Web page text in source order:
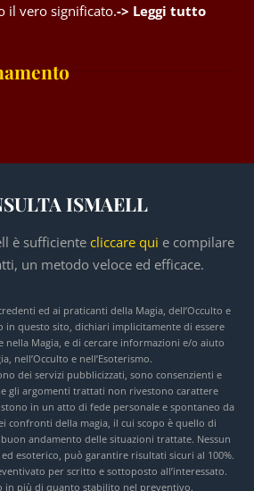
il vero significato.-> Leggi tutto
ISMAELL
è sufficiente cliccare qui e compilare
un metodo veloce ed efficace.
ed ai praticanti della Magia, dell’Occulto e
in questo sito, dichiari implicitamente di essere
nella Magia, e di cercare informazioni e/o aiuto
nell’Occulto e nell’Esoterismo.
dei servizi pubblicizzati, sono consenzienti e
gli argomenti trattati non rivestono carattere
in un atto di fede personale e spontaneo da
confronti della magia, il cui scopo è quello di
andamento delle situazioni trattate. Nessun
esoterico, può garantire risultati sicuri al 100%.
per scritto e sottoposto all’interessato.
in più di quanto stabilito nel preventivo.